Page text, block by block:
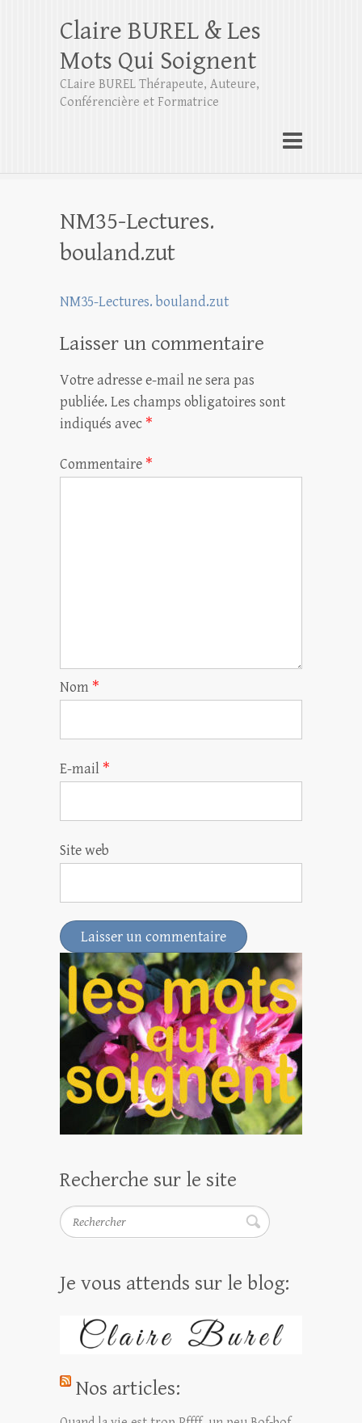
Claire BUREL & Les
Mots Qui Soignent
CLaire BUREL Thérapeute, Auteure,
Conférencière et Formatrice
NM35-Lectures.
bouland.zut
NM35-Lectures. bouland.zut
Laisser un commentaire
Votre adresse e-mail ne sera pas
publiée. Les champs obligatoires sont
indiqués avec *
Commentaire *
Nom *
E-mail *
Site web
Recherche sur le site
Rechercher
Je vous attends sur le blog:
Nos articles: